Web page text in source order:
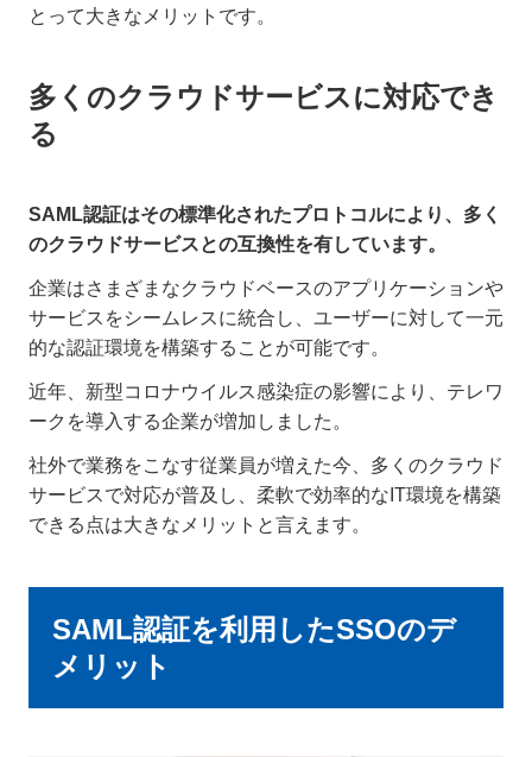
とって大きなメリットです。
多くのクラウドサービスに対応でき
る
SAML認証はその標準化されたプロトコルにより、多く
のクラウドサービスとの互換性を有しています。
企業はさまざまなクラウドベースのアプリケーションや
サービスをシームレスに統合し、ユーザーに対して一元
的な認証環境を構築することが可能です。
近年、新型コロナウイルス感染症の影響により、テレワ
ークを導入する企業が増加しました。
社外で業務をこなす従業員が増えた今、多くのクラウド
サービスで対応が普及し、柔軟で効率的なIT環境を構築
できる点は大きなメリットと言えます。
SAML認証を利用したSSOのデ
メリット